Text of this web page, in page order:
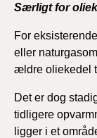
Særligt for
For
eller
ældre oliekedel
Det er dog
tidligere
ligger i et